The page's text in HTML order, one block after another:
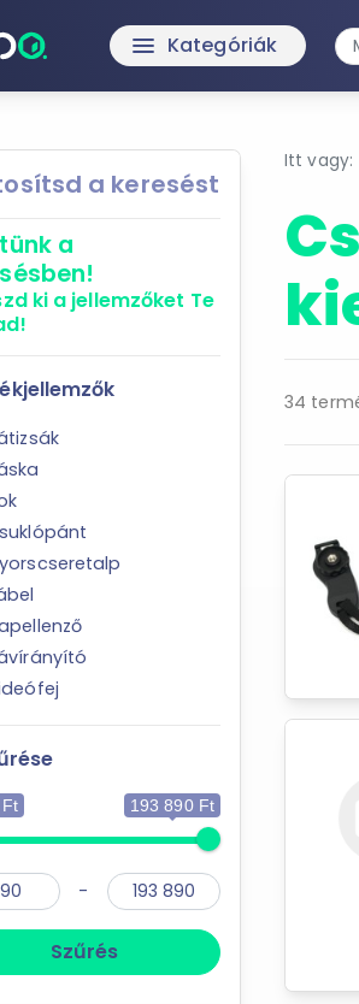
menu Kategóriák
a keresést
a
ki a jellemzőket Te
193 890 Ft
-
Szűrés
Itt vagy:
34